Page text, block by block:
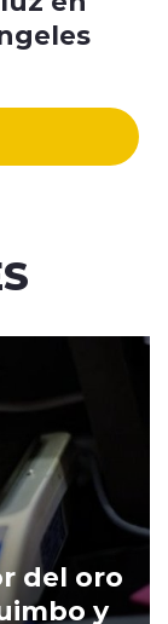
del oro
y